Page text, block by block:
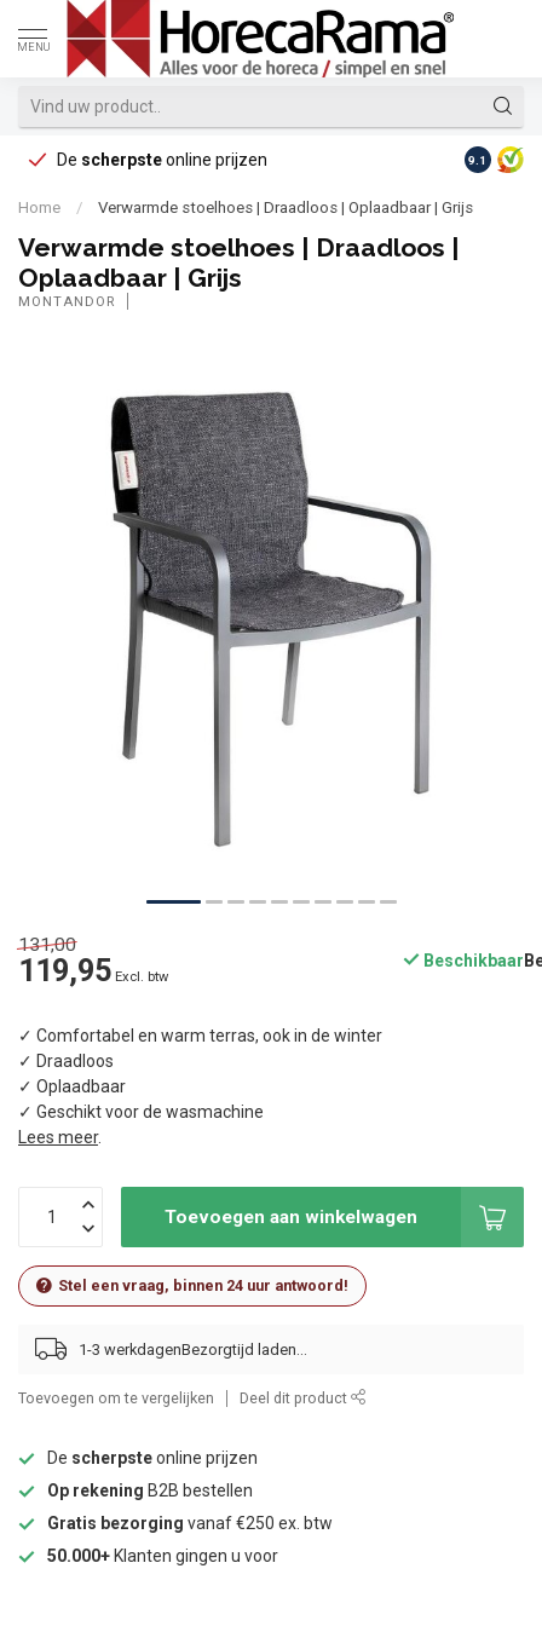
MENU
De scherpsteonline prijzen Op
9.1
Home / Verwarmde stoelhoes | Draadloos | Oplaadbaar | Grijs
Verwarmde stoelhoes | Draadloos |
Oplaadbaar | Grijs
MONTANDOR
131,00
119,95 Excl. btw
Beschikbaar
✓ Comfortabel en warm terras, ook in de winter
✓ Draadloos
✓ Oplaadbaar
✓ Geschikt voor de wasmachine
Lees meer.
Toevoegen aan winkelwagen
Stel een vraag, binnen 24 uur antwoord!
1-3 werkdagen
Toevoegen om te vergelijken Deel dit product
De scherpsteonline prijzen
Op rekening B2B bestellen
Gratis bezorging vanaf €250 ex. btw
50.000+ Klanten gingen u voor